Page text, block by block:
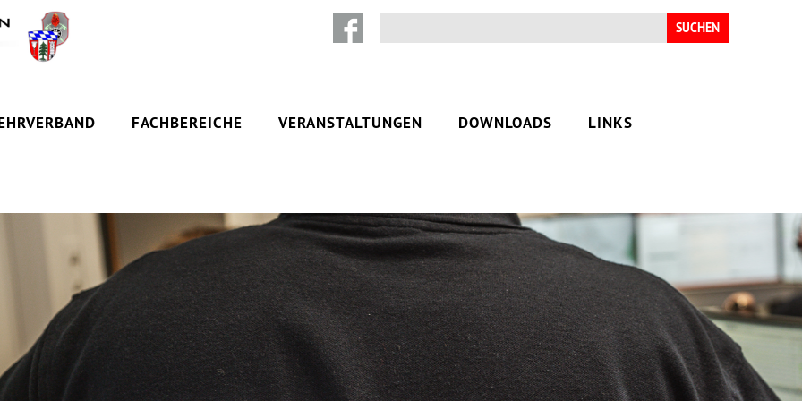
Suchen
nach:
FACHBEREICHE VERANSTALTUNGEN DOWNLOADS LINKS
AKTUELLES
URKUNDENSERVICE
LEHRGANGSBUCHUNG-ONLINE